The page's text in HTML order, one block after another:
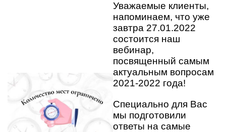
Уважаемые клиенты,
напоминаем, что уже
завтра 27.01.2022
состоится наш
вебинар,
посвященный самым
актуальным вопросам
2021-2022 года!
Специально для Вас
мы подготовили
ответы на самые